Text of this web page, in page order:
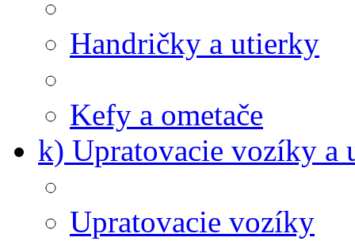
Handričky a utierky
Kefy a ometače
k) Upratovacie vozíky a
Upratovacie vozíky